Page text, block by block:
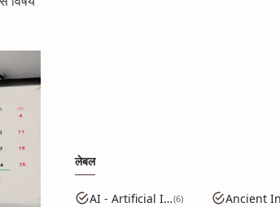
लेबल
AI - Artificial Intelligence 6